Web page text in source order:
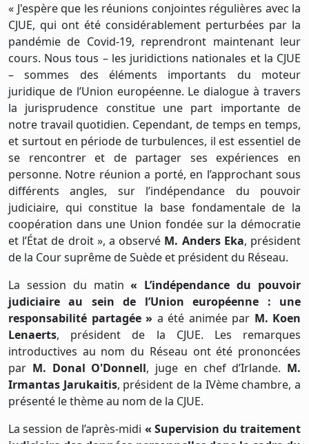
« J'espère que les réunions conjointes régulières avec la
CJUE, qui ont été considérablement perturbées par la
pandémie de Covid-19, reprendront maintenant leur
cours. Nous tous – les juridictions nationales et la CJUE
– sommes des éléments importants du moteur
juridique de l’Union européenne. Le dialogue à travers
la jurisprudence constitue une part importante de
notre travail quotidien. Cependant, de temps en temps,
et surtout en période de turbulences, il est essentiel de
se rencontrer et de partager ses expériences en
personne. Notre réunion a porté, en l’approchant sous
différents angles, sur l’indépendance du pouvoir
judiciaire, qui constitue la base fondamentale de la
coopération dans une Union fondée sur la démocratie
et l’État de droit », a observé M. Anders Eka, président
de la Cour suprême de Suède et président du Réseau.
La session du matin« L’indépendance du pouvoir
judiciaire au sein de l’Union européenne : une
responsabilité partagée » a été animée par M. Koen
Lenaerts, président de la CJUE. Les remarques
introductives au nom du Réseau ont été prononcées
par M. Donal O'Donnell, juge en chef d’Irlande. M.
Irmantas Jarukaitis, président de la IVème chambre, a
présenté le thème au nom de la CJUE.
La session de l’après-midi « Supervision du traitement